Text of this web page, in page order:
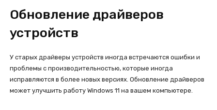
Обновление драйверов
устройств
У старых драйверы устройств иногда встречаются ошибки и
проблемы с производительностью, которые иногда
исправляются в более новых версиях. Обновление драйверов
может улучшить работу Windows 11 на вашем компьютере.